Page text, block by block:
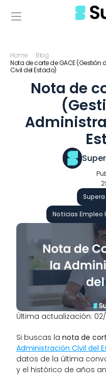
Home
Blog
Nota de corte de GACE (Gestión
Civil del Estado)
Nota de
Noticias Empleo
Última actualización:
Si buscas la nota de
Administración Civil del
datos de la última
y el histórico de años